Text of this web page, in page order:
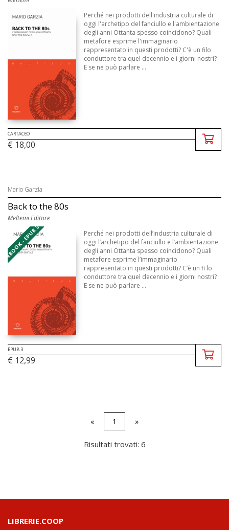
Perché nei prodotti dell'industria culturale di
oggi l'archetipo del fanciullo e l'ambientazione
degli anni Ottanta spesso coincidono? Quali
metafore esprime l'immaginario
rappresentato in questi prodotti? C'è un filo
conduttore tra quel decennio e i giorni nostri?
E se ne può parlare ...
CARTACEO
€ 18,00
Mario Garzia
Back to the 80s
Meltemi Editore
EBOOK - EPUB 3
Perché nei prodotti dell’industria culturale di
oggi l’archetipo del fanciullo e l’ambientazione
degli anni Ottanta spesso coincidono? Quali
metafore esprime l’immaginario
rappresentato in questi prodotti? C’è un fi lo
conduttore tra quel decennio e i giorni nostri?
E se ne può parlare ...
EPUB 3
€ 12,99
« 1 »
Risultati trovati: 6
LIBRERIE.COOP